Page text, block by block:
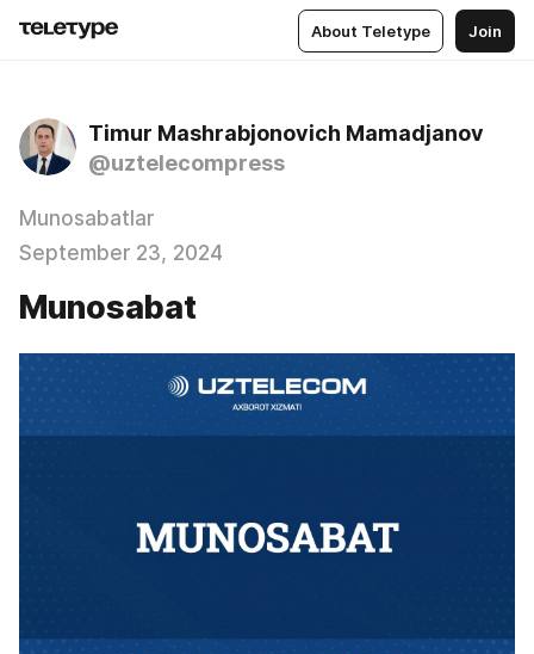
About Teletype Join
Timur Mashrabjonovich Mamadjanov
@uztelecompress
Munosabatlar
September 23, 2024
Munosabat